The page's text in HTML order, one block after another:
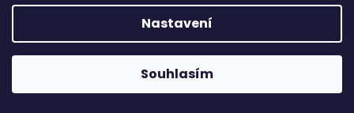
Nastavení
Souhlasím